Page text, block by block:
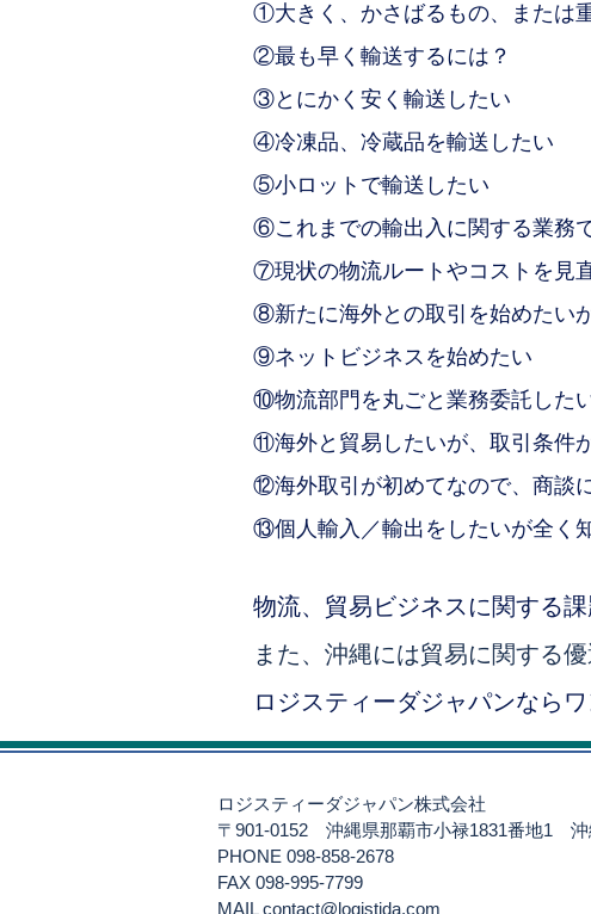
①大きく、かさばるもの、または
②最も早く輸送するには？
③とにかく安く輸送したい
④冷凍品、冷蔵品を輸送したい
⑤小ロットで輸送したい
⑥これまでの輸出入に関する業務
⑦現状の物流ルートやコストを見
⑧新たに海外との取引を始めたい
⑨ネットビジネスを始めたい
⑩物流部門を丸ごと業務委託した
⑪海外と貿易したいが、取引条件
⑫海外取引が初めてなので、商談
⑬個人輸入／輸出をしたいが全く
物流、貿易ビジネスに関する
また、沖縄には貿易に関する
ロジスティーダジャパンなら
ロジスティーダジャパン株式会社
〒901-0152 沖縄県那覇市小禄1831番地1
PHONE 098-858-2678
FAX 098-995-7799
​MAILcontact@logistida.com